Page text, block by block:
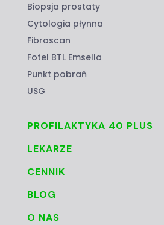
Biopsja prostaty
Cytologia płynna
Fibroscan
Fotel BTL Emsella
Punkt pobrań
USG
PROFILAKTYKA 40 PLUS
LEKARZE
CENNIK
BLOG
O NAS